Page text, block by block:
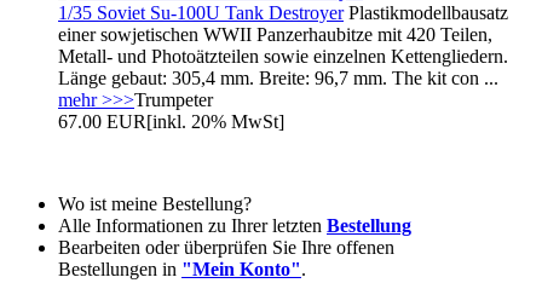
1/35 Soviet Su-100U Tank DestroyerPlastikmodellbausatz
einer sowjetischen WWII Panzerhaubitze mit 420 Teilen,
Metall- und Photoätzteilen sowie einzelnen Kettengliedern.
Länge gebaut: 305,4 mm. Breite: 96,7 mm. The kit con ...
mehr >>>Trumpeter
67.00 EUR[inkl. 20% MwSt]
Wo ist meine Bestellung?
Alle Informationen zu Ihrer letzten Bestellung
Bearbeiten oder überprüfen Sie Ihre offenen
Bestellungen in "Mein Konto".